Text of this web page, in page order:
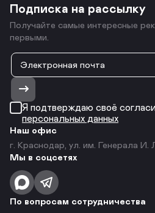
Подписка на рассылку
Получайте самые интересные
первыми.
Я подтверждаю своё
персональных данных
Наш офис
г. Краснодар, ул. им. Генерала
Мы в соцсетях
По вопросам сотрудничества